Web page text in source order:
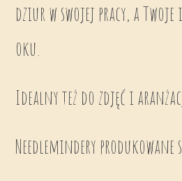
dziur w swojej pracy, a Twoje
oku.
Idealny też do zdjęć i
Needlemindery produkowane